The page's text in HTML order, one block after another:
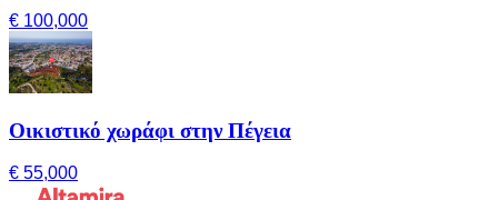
€ 100,000
Οικιστικό χωράφι στην Πέγεια
€ 55,000